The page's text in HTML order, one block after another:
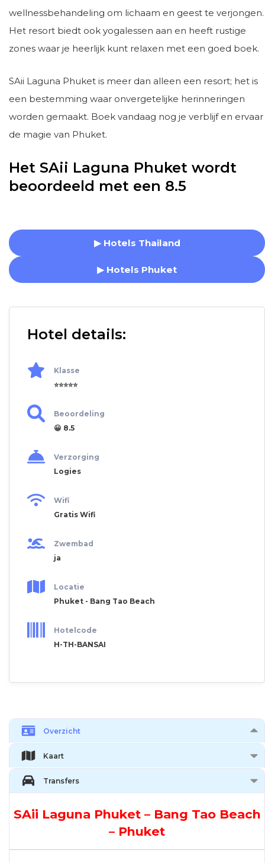
wellnessbehandeling om lichaam en geest te verjongen.
Het resort biedt ook yogalessen aan en heeft rustige
zones waar je heerlijk kunt relaxen met een goed boek.
SAii Laguna Phuket is meer dan alleen een resort; het is
een bestemming waar onvergetelijke herinneringen
worden gemaakt. Boek vandaag nog je verblijf en ervaar
de magie van Phuket.
Het SAii Laguna Phuket wordt
beoordeeld met een 8.5
▶ Hotels Thailand
▶ Hotels Phuket
Hotel details:
Klasse
⭐⭐⭐⭐⭐
Beoordeling
😀 8.5
Verzorging
Logies
Wifi
Gratis Wifi
Zwembad
ja
Locatie
Phuket - Bang Tao Beach
Hotelcode
H-TH-BANSAI
Overzicht
Kaart
Transfers
SAii Laguna Phuket – Bang Tao Beach
– Phuket